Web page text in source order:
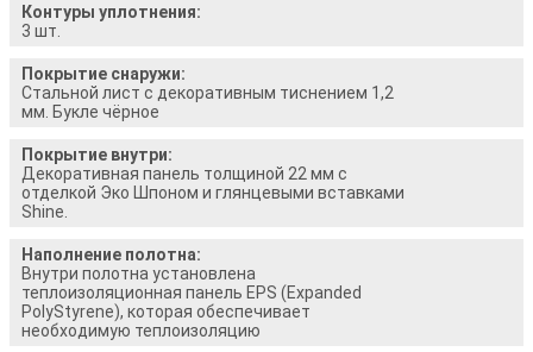
Контуры уплотнения:
3 шт.
Покрытие снаружи:
Стальной лист с декоративным тиснением 1,2
мм. Букле чёрное
Покрытие внутри:
Декоративная панель толщиной 22 мм с
отделкой Эко Шпоном и глянцевыми вставками
Shine.
Наполнение полотна:
Внутри полотна установлена
теплоизоляционная панель EPS (Expanded
PolyStyrene), которая обеспечивает
необходимую теплоизоляцию